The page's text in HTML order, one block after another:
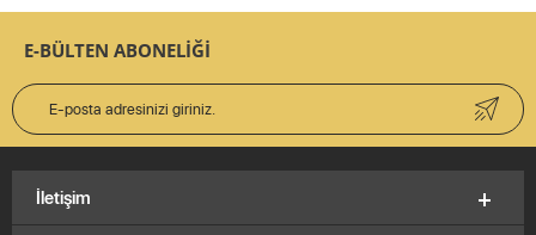
E-BÜLTEN ABONELİĞİ
İletişim